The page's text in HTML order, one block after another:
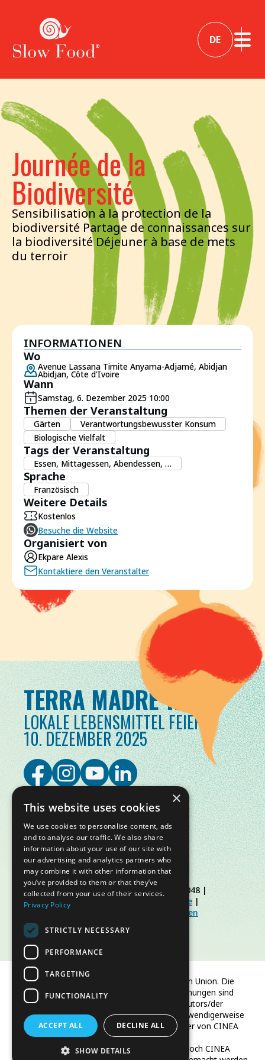
DE
Journée de la
Biodiversité
Sensibilisation à la protection de la
biodiversité Partage de connaissances sur
la biodiversité Déjeuner à base de mets
du terroir
INFORMATIONEN
Wo
Avenue Lassana Timite Anyama-Adjamé, Abidjan
Abidjan, Côte d'Ivoire
Wann
Samstag, 6. Dezember 2025 10:00
Themen der Veranstaltung
Gärten
Verantwortungsbewusster Konsum
Biologische Vielfalt
Tags der Veranstaltung
Essen, Mittagessen, Abendessen, …
Sprache
Französisch
Weitere Details
Kostenlos
Besuche die Website
Organisiert von
Ekpare Alexis
Kontaktiere den Veranstalter
TERRA MADRE TAG
LOKALE LEBENSMITTEL FEIERN
10. DEZEMBER 2025
© Slow Food Foundation | C.F. 91019770048 |
Datenschutzerklärung
Cookie-Richtlinie |
Slow Food Foundation
Richtlinien für den
geschützten Bereich
Finanziert von der Europäischen Union. Die
geäußerten Ansichten und Meinungen sind
jedoch ausschließlich die des Autors/der
Autoren und spiegeln nicht notwendigerweise
die der Europäischen Union oder von CINEA
wider.
Weder die Europäische Union noch CINEA
×
This website uses cookies
We use cookies to personalise content, ads
and to analyse our traffic. We also share
information about your use of our site with
our advertising and analytics partners who
may combine it with other information that
you’ve provided to them or that they’ve
collected from your use of their services.
Privacy Policy
STRICTLY NECESSARY
PERFORMANCE
TARGETING
FUNCTIONALITY
ACCEPT ALL DECLINE ALL
SHOW DETAILS